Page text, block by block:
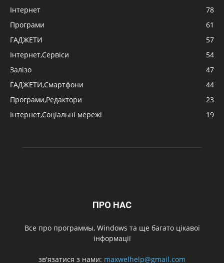
Інтернет
78
Програми
61
ГАДЖЕТИ
57
Інтернет,Сервіси
54
Залізо
47
ГАДЖЕТИ,Смартфони
44
Програми,Редактори
23
Інтернет,Соціальні мережі
19
ПРО НАС
Все про программы, Windows та ще багато цікавої
інформації
зв'язатися з нами: maxwelhelp@gmail.com